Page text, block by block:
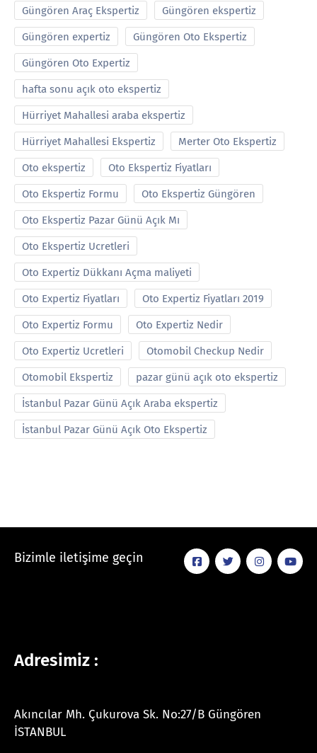
Güngören Araç Ekspertiz Güngören ekspertiz
Güngören expertiz Güngören Oto Ekspertiz
Güngören Oto Expertiz
hafta sonu açık oto ekspertiz
Hürriyet Mahallesi araba ekspertiz
Hürriyet Mahallesi Ekspertiz Merter Oto Ekspertiz
Oto ekspertiz Oto Ekspertiz Fiyatları
Oto Ekspertiz Formu Oto Ekspertiz Güngören
Oto Ekspertiz Pazar Günü Açık Mı
Oto Ekspertiz Ucretleri
Oto Expertiz Dükkanı Açma maliyeti
Oto Expertiz Fiyatları Oto Expertiz Fiyatları 2019
Oto Expertiz Formu Oto Expertiz Nedir
Oto Expertiz Ucretleri Otomobil Checkup Nedir
Otomobil Ekspertiz pazar günü açık oto ekspertiz
İstanbul Pazar Günü Açık Araba ekspertiz
İstanbul Pazar Günü Açık Oto Ekspertiz
Bizimle iletişime geçin
Adresimiz :
Akıncılar Mh. Çukurova Sk. No:27/B Güngören
İSTANBUL